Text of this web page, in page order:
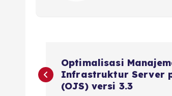
Optimalisasi
Infrastruktur Server
(OJS) versi 3.3